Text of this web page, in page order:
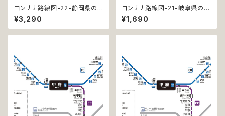
ヨンナナ路線図-22-静岡県の
鉄道 (Shizuoka / デジタル / L
T-NC)
¥3,290
ヨンナナ路線図-21-岐阜県の鉄
道 (Gifu / デジタル / LT)
¥1,690